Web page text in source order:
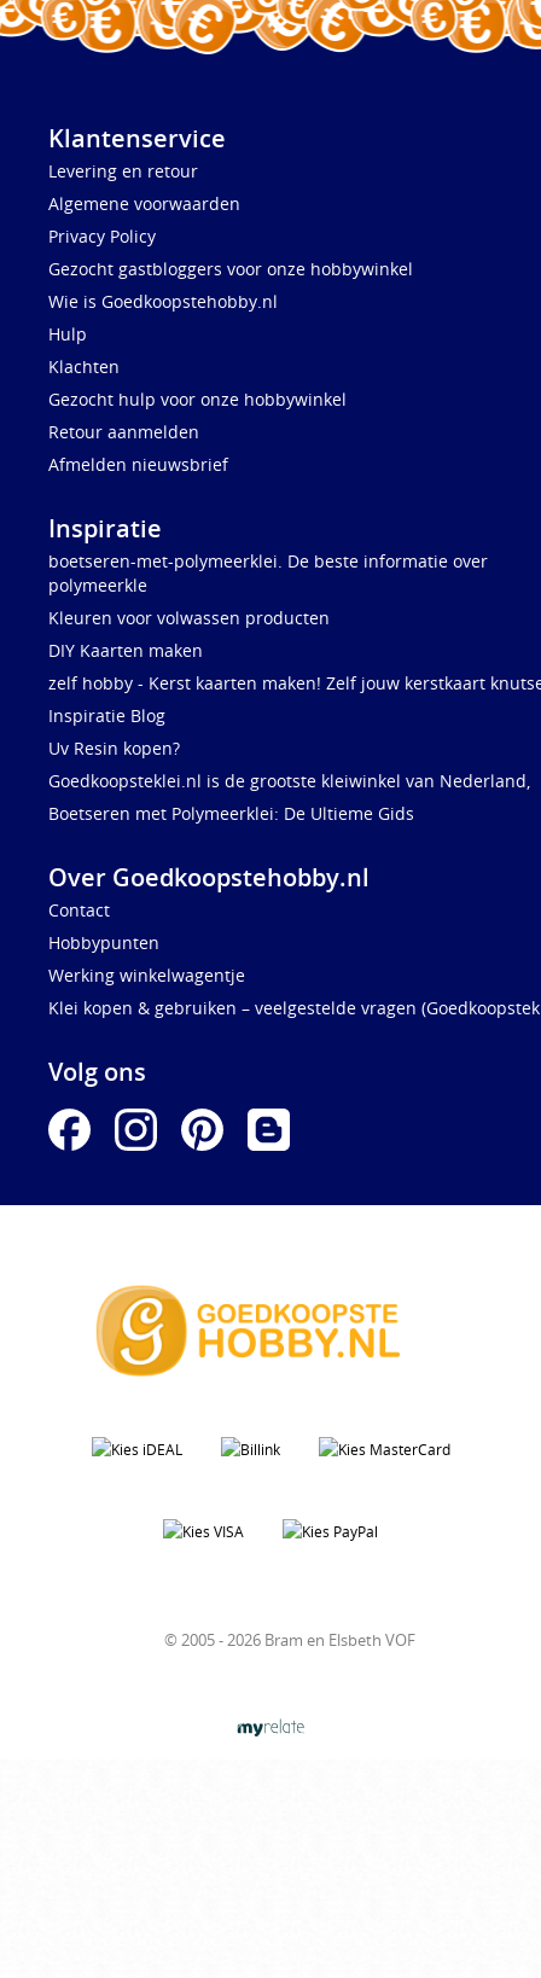
Klantenservice
Levering en retour
Algemene voorwaarden
Privacy Policy
Gezocht gastbloggers voor onze hobbywinkel
Wie is Goedkoopstehobby.nl
Hulp
Klachten
Gezocht hulp voor onze hobbywinkel
Retour aanmelden
Afmelden nieuwsbrief
Inspiratie
boetseren-met-polymeerklei. De beste informatie over
polymeerkle
Kleuren voor volwassen producten
DIY Kaarten maken
zelf hobby - Kerst kaarten maken! Zelf jouw kerstkaart
Inspiratie Blog
Uv Resin kopen?
Goedkoopsteklei.nl is de grootste kleiwinkel van Nederland,
Boetseren met Polymeerklei: De Ultieme Gids
Over Goedkoopstehobby.nl
Contact
Hobbypunten
Werking winkelwagentje
Klei kopen & gebruiken – veelgestelde vragen
Volg ons
© 2005 - 2026 Bram en Elsbeth VOF